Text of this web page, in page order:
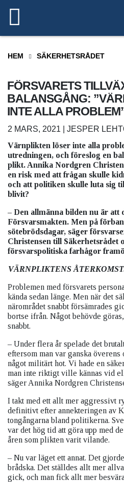
HEM SÄKERHETSRÅDET
FÖRSVARETS
BALANSGÅNG:
INTE ALLA
2 MARS, 2021 | JESPER
Värnplikten löser inte alla
utredningen, och föreslog en
plikt. Annika Nordgren
en risk med att frågan skulle
och att politiken skulle luta sig
blivit?
– Den allmänna bilden nu är
Försvarsmakten. Men på
sötebrödsdagar, säger
Christensen till Säkerhetsrådet
försvarspolitiska farhågor
VÄRNPLIKTENS
Problemen med försvarets
kända sedan länge. Men när det
närområdet snabbt försämrades
bortse ifrån. Något behövde
snabbt.
– Under flera år spelade det
eftersom man var ganska
något militärt hot. Vi hade en
man inte riktigt ville kännas vid
säger Annika Nordgren
I takt med ett allt mer aggressivt
definitivt efter annekteringen av
tongångarna bland politikerna.
var det hög tid att göra upp med
åren som plikten varit vilande.
– Nu var läget ett annat. Det
brådska. Det ställdes allt mer
gick, och man fick allt mer